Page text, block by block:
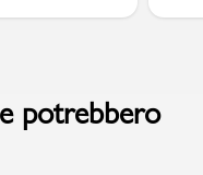
potrebbero